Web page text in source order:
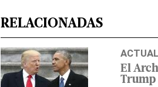
RELACIONADAS
El
Trump